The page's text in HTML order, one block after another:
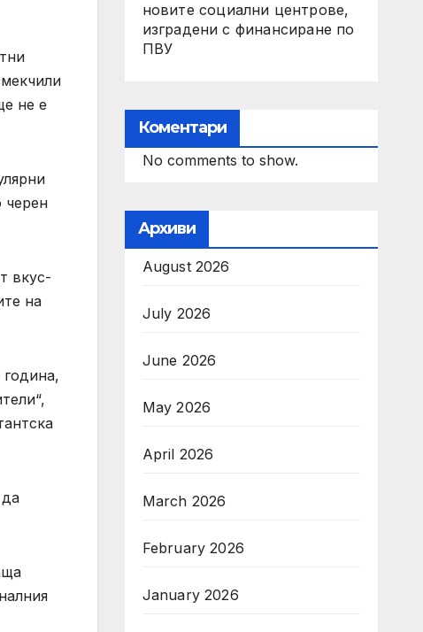
не е
черен
вкус-
на
новите социални центрове,
изградени с финансиране по
ПВУ
Коментари
No comments to show.
Архиви
August 2026
July 2026
June 2026
May 2026
April 2026
March 2026
February 2026
January 2026